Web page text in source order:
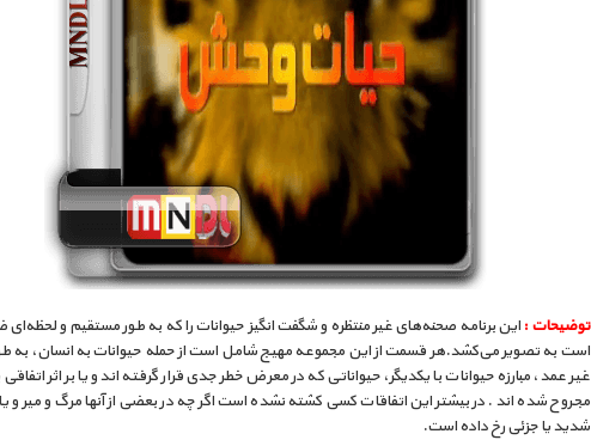
توضیحات :این برنامه صحنه‌های غیر منتظره و شگفت انگیز حیوانات را که به طور مستقیم و
است به تصویر می‌کشد.هر قسمت از این مجموعه مهیج شامل است از حمله حیوانات به انسان، به
غیر عمد، مبارزه حیوانات با یکدیگر، حیواناتی که در معرض خطر جدی قرار گرفته اند و یا بر اثر
مجروح شده اند . در بیشتر این اتفاقات کسی‌ کشته نشده است اگر چه در بعضی‌ از آنها مرگ و میر و
شدید یا جزئی رخ داده است.